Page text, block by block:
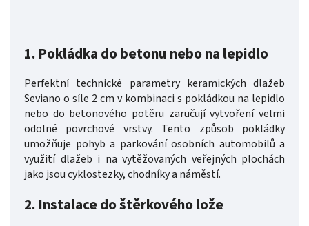
1. Pokládka do betonu nebo na lepidlo
Perfektní technické parametry keramických dlažeb
Seviano o síle 2 cm v kombinaci s pokládkou na lepidlo
nebo do betonového potěru zaručují vytvoření velmi
odolné povrchové vrstvy. Tento způsob pokládky
umožňuje pohyb a parkování osobních automobilů a
využití dlažeb i na vytěžovaných veřejných plochách
jako jsou cyklostezky, chodníky a náměstí.
2. Instalace do štěrkového lože